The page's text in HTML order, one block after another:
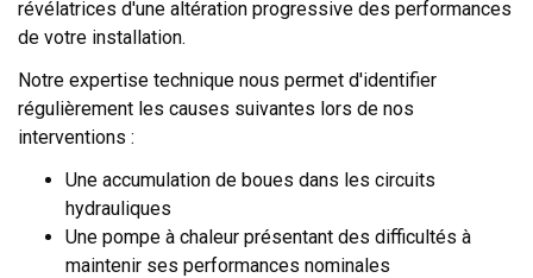
révélatrices d'une altération progressive des performances
de votre installation.
Notre expertise technique nous permet d'identifier
régulièrement les causes suivantes lors de nos
interventions :
Une accumulation de boues dans les circuits
hydrauliques
Une pompe à chaleur présentant des difficultés à
maintenir ses performances nominales